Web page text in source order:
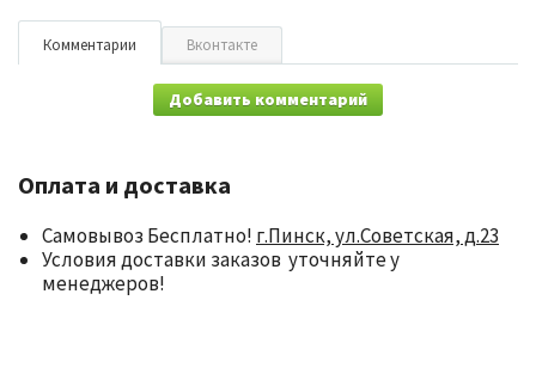
Комментарии Вконтакте
Добавить комментарий
Оплата и доставка
Самовывоз Бесплатно! г.Пинск, ул.Советская, д.23
Условия доставки заказов уточняйте у
менеджеров!